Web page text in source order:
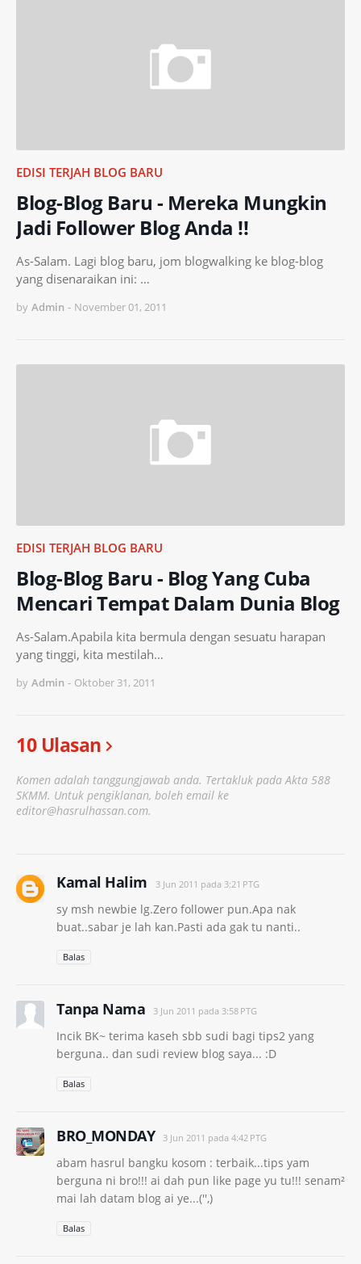
EDISI TERJAH BLOG BARU
Blog-Blog Baru - Mereka Mungkin
Jadi Follower Blog Anda !!
As-Salam. Lagi blog baru, jom blogwalking ke blog-blog
yang disenaraikan ini: …
by Admin - November 01, 2011
EDISI TERJAH BLOG BARU
Blog-Blog Baru - Blog Yang Cuba
Mencari Tempat Dalam Dunia Blog
As-Salam.Apabila kita bermula dengan sesuatu harapan
yang tinggi, kita mestilah…
by Admin - Oktober 31, 2011
10 Ulasan
Komen adalah tanggungjawab anda. Tertakluk pada Akta 588
SKMM. Untuk pengiklanan, boleh email ke
editor@hasrulhassan.com.
Kamal Halim 3 Jun 2011 pada 3:21 PTG
sy msh newbie lg.Zero follower pun.Apa nak
buat..sabar je lah kan.Pasti ada gak tu nanti..
Balas
Tanpa Nama 3 Jun 2011 pada 3:58 PTG
Incik BK~ terima kaseh sbb sudi bagi tips2 yang
berguna.. dan sudi review blog saya... :D
Balas
BRO_MONDAY 3 Jun 2011 pada 4:42 PTG
abam hasrul bangku kosom : terbaik...tips yam
berguna ni bro!!! ai dah pun like page yu tu!!! senam²
mai lah datam blog ai ye...('',)
Balas